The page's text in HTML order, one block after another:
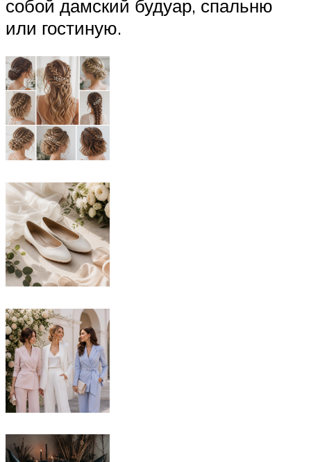
собой дамский будуар, спальню
или гостиную.